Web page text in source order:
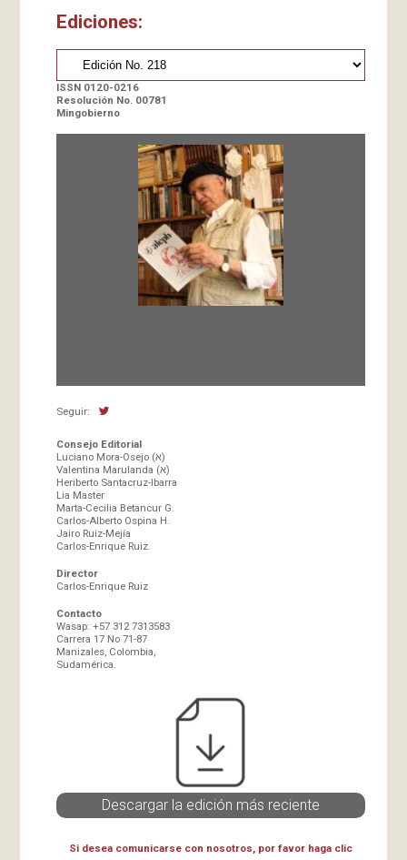
Ediciones:
ISSN 0120-0216
Resolución No. 00781
Mingobierno
Seguir:
Consejo Editorial
Luciano Mora-Osejo (א)
Valentina Marulanda (א)
Heriberto Santacruz-Ibarra
Lia Master
Marta-Cecilia Betancur G.
Carlos-Alberto Ospina H.
Jairo Ruiz-Mejía
Carlos-Enrique Ruiz.
Director
Carlos-Enrique Ruiz
Contacto
Wasap: +57 312 7313583
Carrera 17 No 71-87
Manizales, Colombia,
Sudamérica.
Descargar la edición más reciente
Si desea comunicarse con nosotros, por favor haga clic